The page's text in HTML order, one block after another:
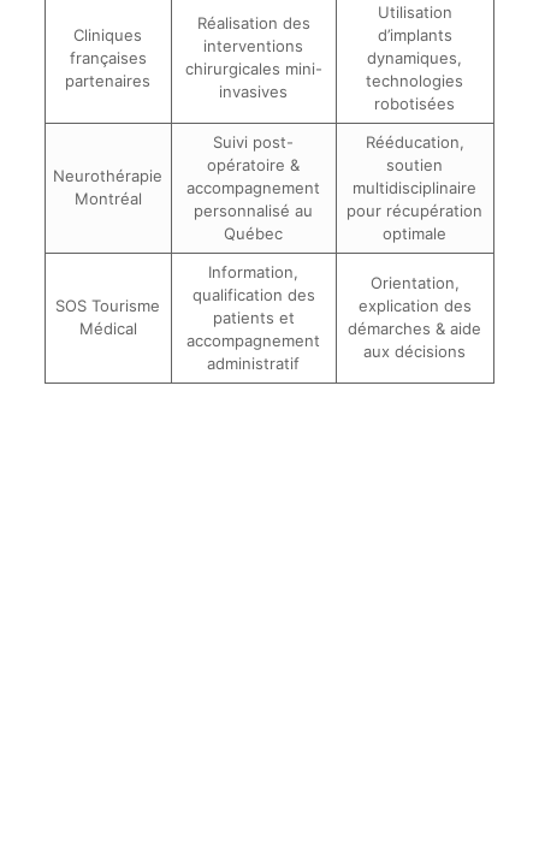
Cliniques
françaises
partenaires
Réalisation des
interventions
chirurgicales mini-
invasives
Utilisation
d’implants
dynamiques,
technologies
robotisées
Neurothérapie
Montréal
Suivi post-
opératoire &
accompagnement
personnalisé au
Québec
Rééducation,
soutien
multidisciplinaire
pour récupération
optimale
SOS Tourisme
Médical
Information,
qualification des
patients et
accompagnement
administratif
Orientation,
explication des
démarches & aide
aux décisions